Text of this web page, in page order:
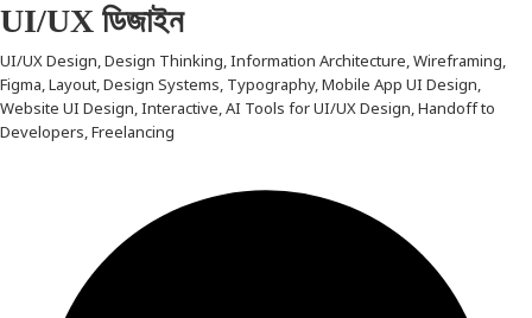
UI/UX ডিজাইন
UI/UX Design, Design Thinking, Information Architecture, Wireframing,
Figma, Layout, Design Systems, Typography, Mobile App UI Design,
Website UI Design, Interactive, AI Tools for UI/UX Design, Handoff to
Developers, Freelancing